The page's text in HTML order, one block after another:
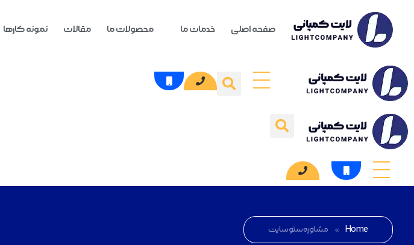
صفحه اصلی خدمات ما محصولات ما مقالات نمونه کارها
Home
» مشاوره سئو سایت